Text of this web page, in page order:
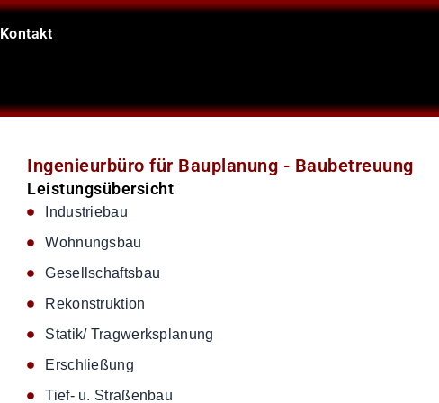
Kontakt
Ingenieurbüro für Bauplanung - Baubetreuung
Leistungsübersicht
Industriebau
Wohnungsbau
Gesellschaftsbau
Rekonstruktion
Statik/ Tragwerksplanung
Erschließung
Tief- u. Straßenbau